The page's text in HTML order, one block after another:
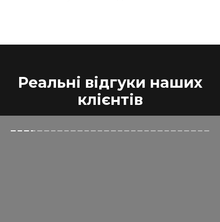
Реальні відгуки наших
клієнтів